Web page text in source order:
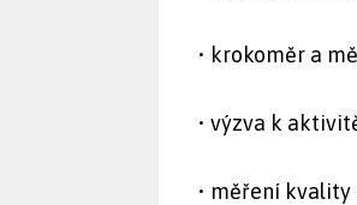
• krokoměr a
• výzva k
• měření kvality